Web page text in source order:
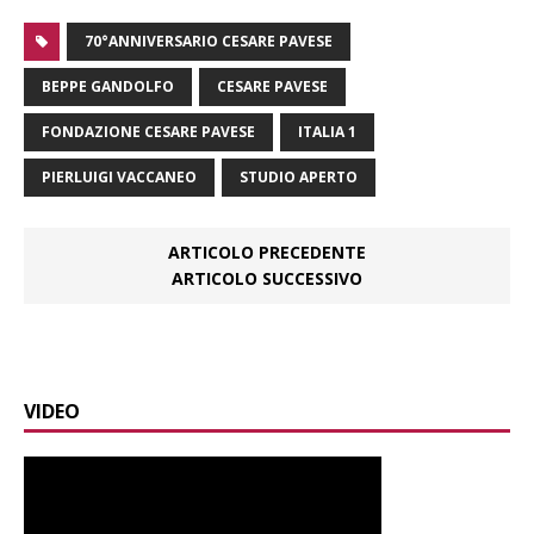
70°ANNIVERSARIO CESARE PAVESE
BEPPE GANDOLFO CESARE PAVESE
FONDAZIONE CESARE PAVESE ITALIA 1
PIERLUIGI VACCANEO STUDIO APERTO
ARTICOLO PRECEDENTE
ARTICOLO SUCCESSIVO
VIDEO